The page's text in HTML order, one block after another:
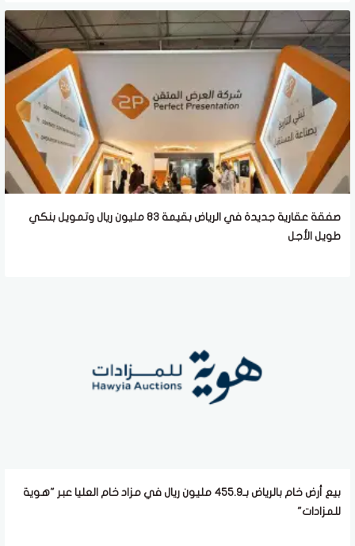
صفقة عقارية جديدة في الرياض بقيمة 83 مليون ريال وتمويل بنكي
طويل الأجل
بيع أرض خام بالرياض بـ455.9 مليون ريال في مزاد خام العليا عبر "هوية
للمزادات"